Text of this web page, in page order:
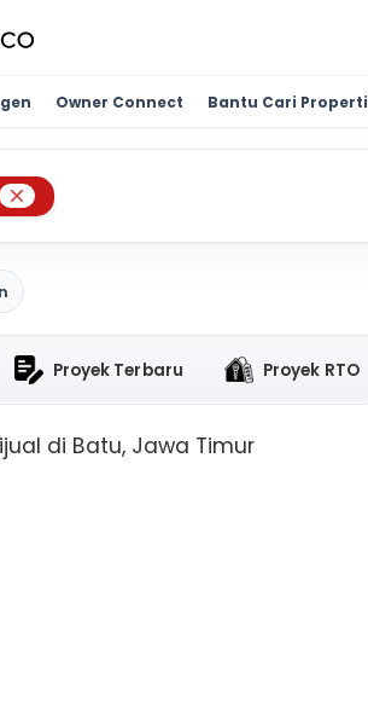
Owner Connect Bantu Cari Properti
Proyek Terbaru Proyek RTO
di Batu, Jawa Timur